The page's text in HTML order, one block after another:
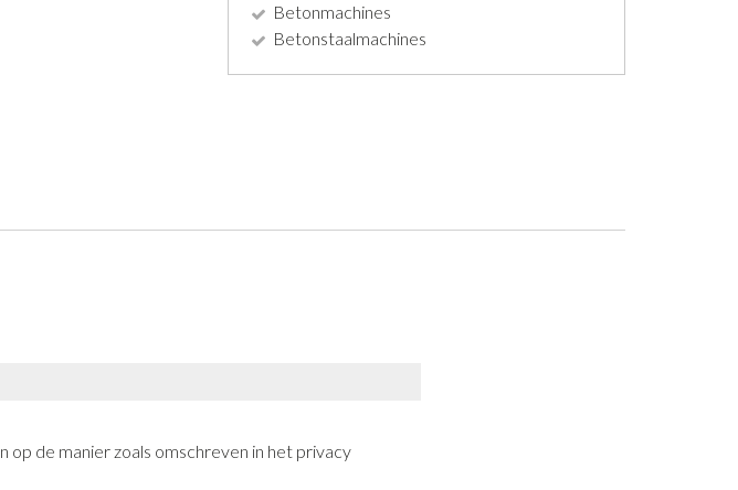
Betonmachines
Betonstaalmachines
de manier zoals omschreven in het privacy